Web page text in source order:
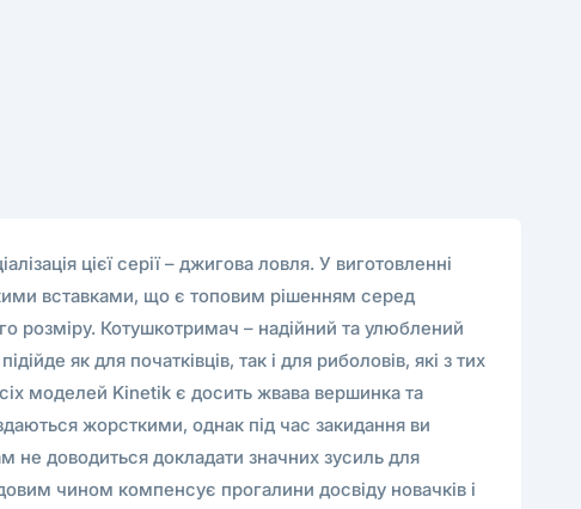
цієї серії – джигова ловля. У виготовленні
вставками, що є топовим рішенням серед
розміру. Котушкотримач – надійний та улюблений
як для початківців, так і для риболовів, які з тих
моделей Kinetik є досить жвава вершинка та
жорсткими, однак під час закидання ви
не доводиться докладати значних зусиль для
чином компенсує прогалини досвіду новачків і